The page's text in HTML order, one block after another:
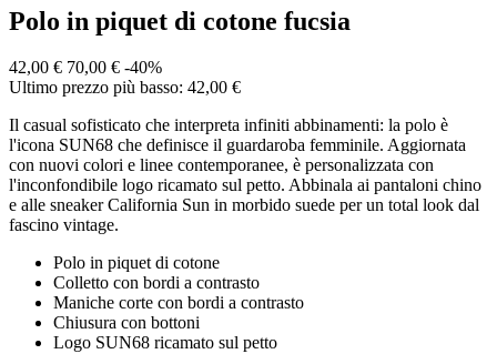
Polo in piquet di cotone fucsia
42,00 € 70,00 € -40%
Ultimo prezzo più basso: 42,00 €
Il casual sofisticato che interpreta infiniti abbinamenti: la polo è
l'icona SUN68 che definisce il guardaroba femminile. Aggiornata
con nuovi colori e linee contemporanee, è personalizzata con
l'inconfondibile logo ricamato sul petto. Abbinala ai pantaloni chino
e alle sneaker California Sun in morbido suede per un total look dal
fascino vintage.
Polo in piquet di cotone
Colletto con bordi a contrasto
Maniche corte con bordi a contrasto
Chiusura con bottoni
Logo SUN68 ricamato sul petto